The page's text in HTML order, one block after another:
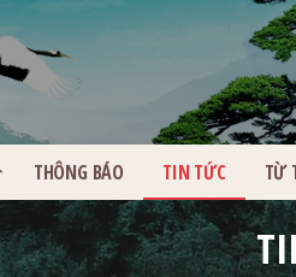
TRANG CHỦ
THÔNG BÁO TIN TỨC TỪ